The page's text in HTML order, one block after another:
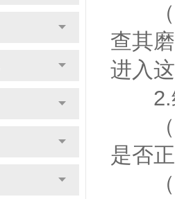
（5
查其
进入
2.维
（1
是否
（2